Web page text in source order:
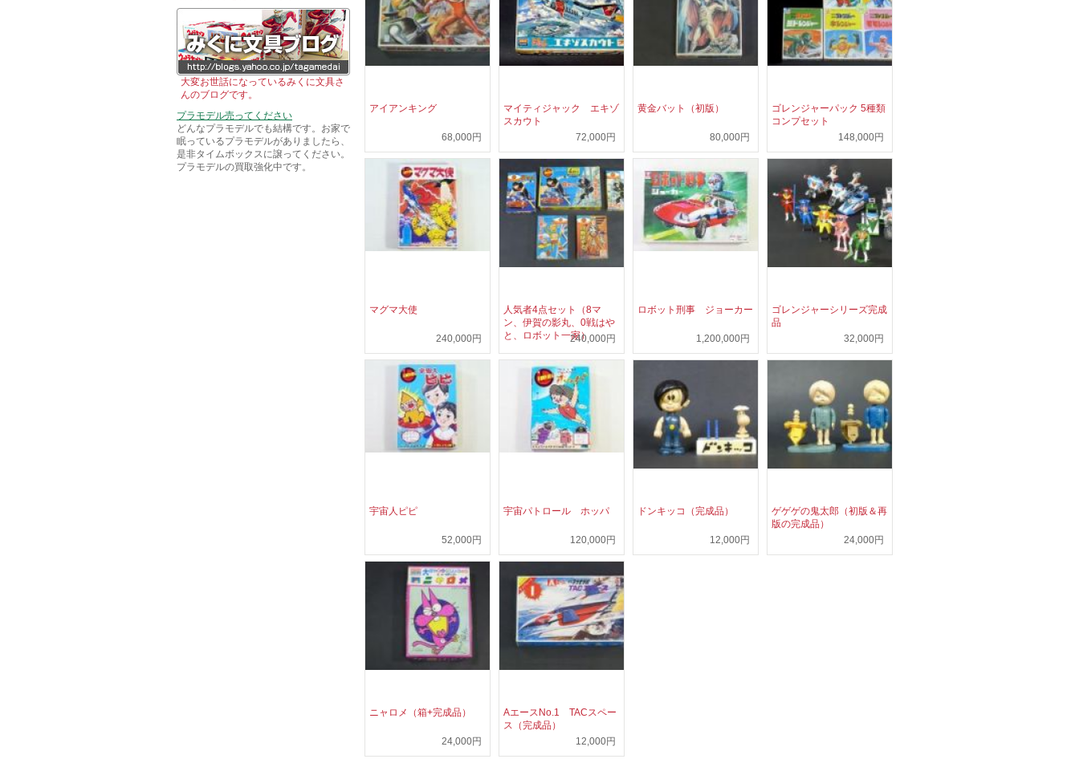
大変お世話になっているみくに文具さ
んのブログです。
プラモデル売ってください
どんなプラモデルでも結構です。お家で
眠っているプラモデルがありましたら、
是非タイムボックスに譲ってください。
プラモデルの買取強化中です。
アイアンキング
68,000円
マイティジャック エキゾ
スカウト
72,000円
黄金バット（初版）
80,000円
ゴレンジャーパック 5種類
コンプセット
148,000円
マグマ大使
240,000円
人気者4点セット（8マ
ン、伊賀の影丸、0戦はや
と、ロボット一家）240,000円
ロボット刑事 ジョーカー
1,200,000円
ゴレンジャーシリーズ完成
品
32,000円
宇宙人ピピ
52,000円
宇宙パトロール ホッパ
120,000円
ドンキッコ（完成品）
12,000円
ゲゲゲの鬼太郎（初版＆再
版の完成品）
24,000円
ニャロメ（箱+完成品）
24,000円
AエースNo.1 TACスペー
ス（完成品）
12,000円